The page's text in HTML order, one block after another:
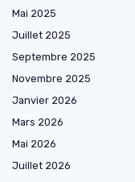
Mai 2025
Juillet 2025
Septembre 2025
Novembre 2025
Janvier 2026
Mars 2026
Mai 2026
Juillet 2026